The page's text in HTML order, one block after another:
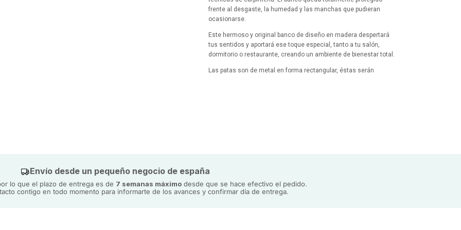
frente al desgaste, la humedad y las manchas que pudieran
ocasionarse.
Este hermoso y original banco de diseño en madera despertará
tus sentidos y aportará ese toque especial, tanto a tu salón,
dormitorio o restaurante, creando un ambiente de bienestar total.
Las patas son de metal en forma rectangular, éstas serán
Envío desde un pequeño negocio de españa
lo que el plazo de entrega es de 7 semanas máximo desde que se hace efectivo el pedido.
contigo en todo momento para informarte de los avances y confirmar día de entrega.